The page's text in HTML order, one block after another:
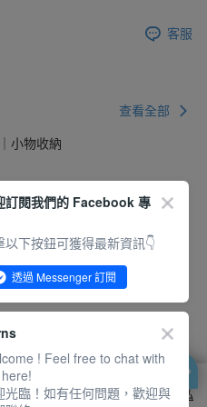
客服
查看全部
小物收納
好評吧
用 cookie 方式之詳情，及若您不希
的 cookie 設定，請參閱本網站「
隱私
訂閱我們的 Facebook 專
以下按鈕可獲得最新資訊👇
透過 Messenger 訂閱
! Feel free to chat with
光臨！如有任何問題，歡迎與